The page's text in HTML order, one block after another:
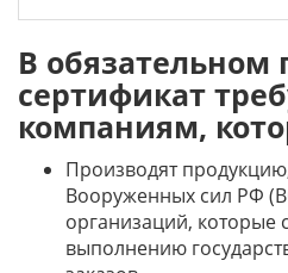
В обязательном
сертификат
компаниям,
Производят
Вооруженных сил РФ
организаций, которые
выполнению